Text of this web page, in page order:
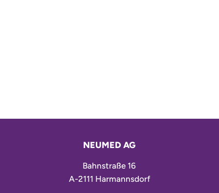
NEUMED AG
Bahnstraße 16
A-2111 Harmannsdorf